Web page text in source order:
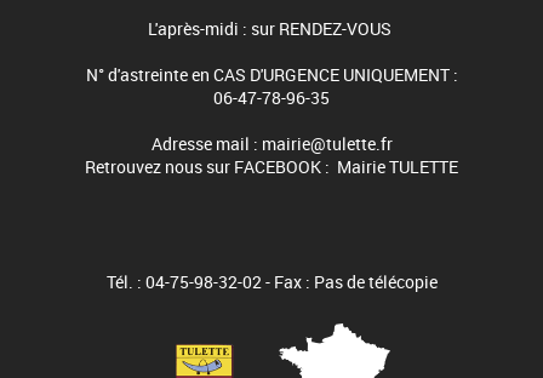
L'après-midi : sur RENDEZ-VOUS
N° d'astreinte en CAS D'URGENCE UNIQUEMENT :
06-47-78-96-35
Adresse mail : mairie@tulette.fr
Retrouvez nous sur FACEBOOK : Mairie TULETTE
Tél. : 04-75-98-32-02 - Fax : Pas de télécopie